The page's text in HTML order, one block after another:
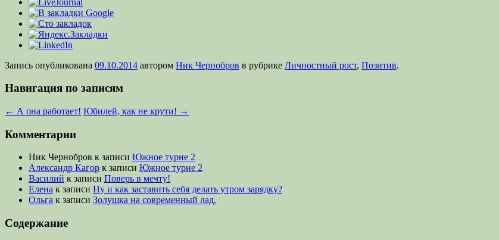
Запись опубликована 09.10.2014 автором Ник Чернобров в рубрике Личностный рост, Позитив.
Навигация по записям
← А она работает! Юбилей, как не крути! →
Комментарии
Ник Чернобров к записи Южное турне 2
Александр Кагор к записи Южное турне 2
Василий к записи Поверь в мечту!
Елена к записи Ну и как заставить себя делать утром зарядку?
Ольга к записи Золушка на современный лад.
Содержание